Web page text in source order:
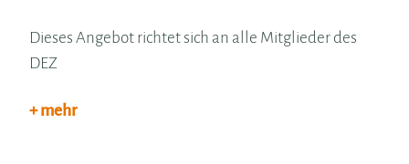
Dieses Angebot richtet sich an alle Mitglieder des
DEZ
+ mehr